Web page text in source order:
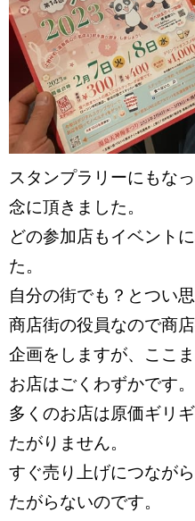
スタンプラリーにもな
念に頂きました。
どの参加店もイベント
た。
自分の街でも？とつい
商店街の役員なので商
企画をしますが、ここ
お店はごくわずかです
多くのお店は原価ギリ
たがりません。
すぐ売り上げにつなが
たがらないのです。